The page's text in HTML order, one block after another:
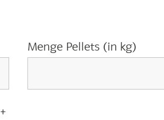
Menge Pellets (in kg)